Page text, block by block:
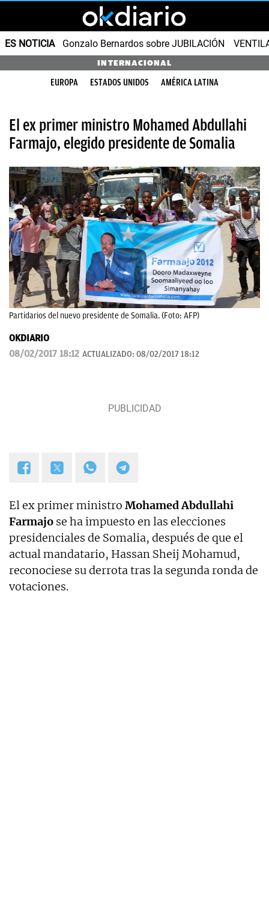
ES NOTICIA Gonzalo Bernardos sobre JUBILACIÓN
INTERNACIONAL
EUROPA ESTADOS UNIDOS AMÉRICA LATINA
El ex primer ministro Mohamed Abdullahi
Farmajo, elegido presidente de Somalia
Partidarios del nuevo presidente de Somalia. (Foto: AFP)
OKDIARIO
08/02/2017 18:12 ACTUALIZADO: 08/02/2017 18:12
El ex primer ministro Mohamed Abdullahi
Farmajo se ha impuesto en las elecciones
presidenciales de Somalia, después de que el
actual mandatario, Hassan Sheij Mohamud,
reconociese su derrota tras la segunda ronda de
votaciones.